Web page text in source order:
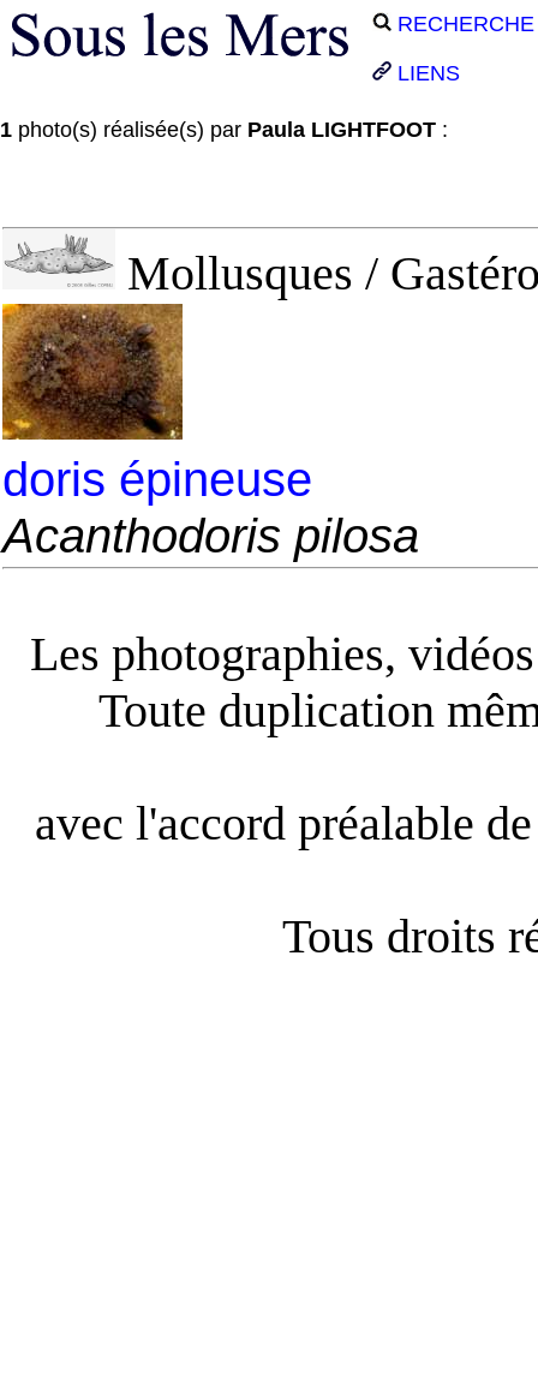
RECHERCHE
LIENS
1 photo(s) réalisée(s) par Paula LIGHTFOOT :
Mollusques /
doris épineuse
Acanthodoris pilosa
Les photographies,
Toute duplication
avec l'accord préalable
Tous droits